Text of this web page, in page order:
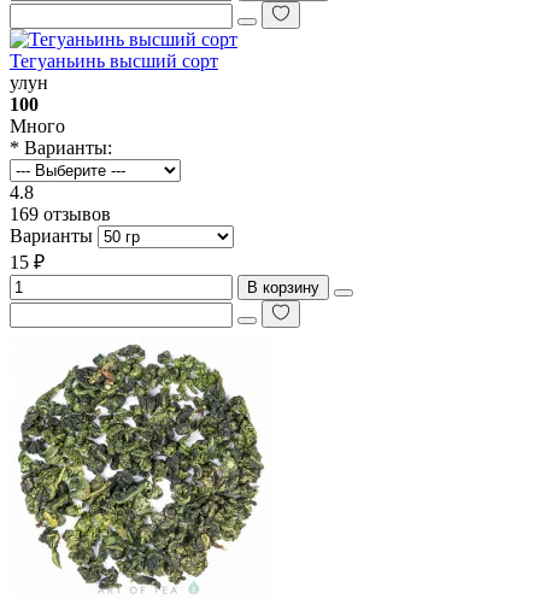
Тегуаньинь высший сорт
улун
100
Много
* Варианты:
4.8
169 отзывов
Варианты
15 ₽
В корзину